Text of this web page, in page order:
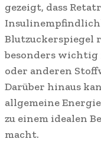
gezeigt, dass
Blutzuckerspiegel
besonders wichtig
oder anderen
Darüber hinaus
allgemeine
zu einem idealen
macht.